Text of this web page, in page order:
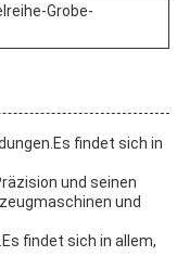
Grobe-
findet sich in
und seinen
und
findet sich in allem,